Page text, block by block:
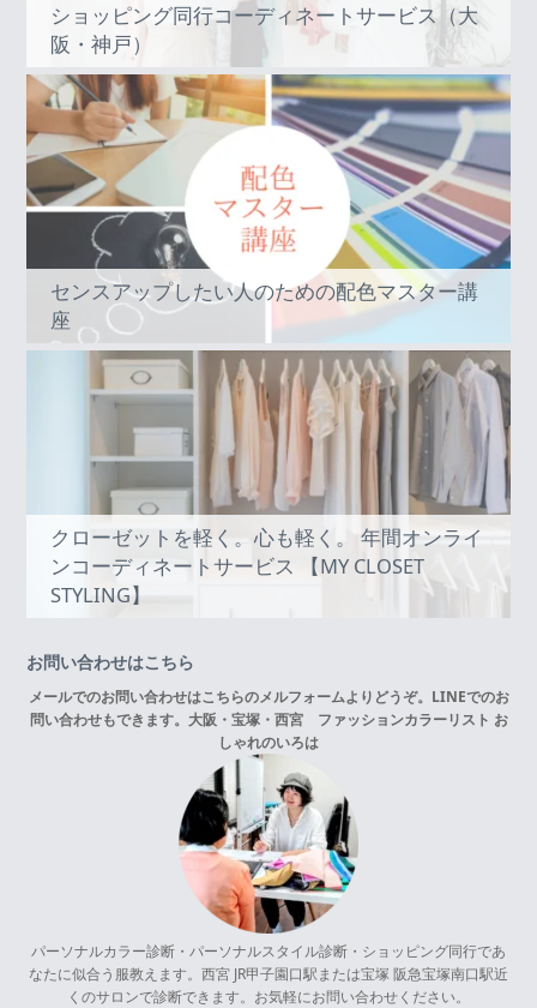
ショッピング同行コーディネートサービス（大
阪・神戸）
センスアップしたい人のための配色マスター講
座
クローゼットを軽く。心も軽く。 年間オンライ
ンコーディネートサービス 【MY CLOSET
STYLING】
お問い合わせはこちら
メールでのお問い合わせはこちらのメルフォームよりどうぞ。LINEでのお
問い合わせもできます。 大阪・宝塚・西宮 ファッションカラーリスト お
しゃれのいろは
パーソナルカラー診断・パーソナルスタイル診断・ショッピング同行であ
なたに似合う服教えます。西宮 JR甲子園口駅または宝塚 阪急宝塚南口駅近
くのサロンで診断できます。お気軽にお問い合わせください。